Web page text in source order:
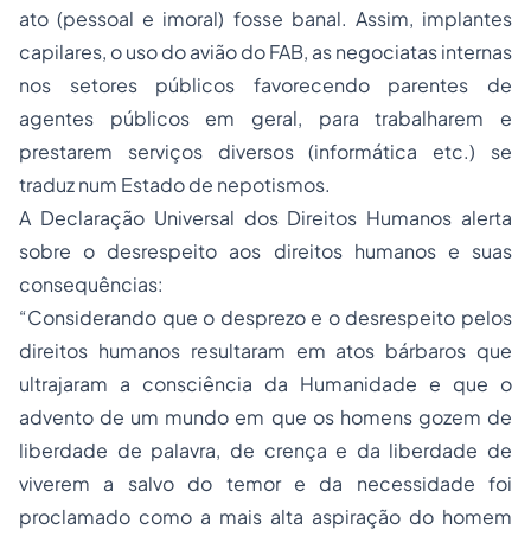
ato (pessoal e imoral) fosse banal. Assim, implantes
capilares, o uso do avião do FAB, as negociatas internas
nos setores públicos favorecendo parentes de
agentes públicos em geral, para trabalharem e
prestarem serviços diversos (informática etc.) se
traduz num Estado de nepotismos.
A Declaração Universal dos Direitos Humanos alerta
sobre o desrespeito aos direitos humanos e suas
consequências:
“Considerando que o desprezo e o desrespeito pelos
direitos humanos resultaram em atos bárbaros que
ultrajaram a consciência da Humanidade e que o
advento de um mundo em que os homens gozem de
liberdade de palavra, de crença e da liberdade de
viverem a salvo do temor e da necessidade foi
proclamado como a mais alta aspiração do homem